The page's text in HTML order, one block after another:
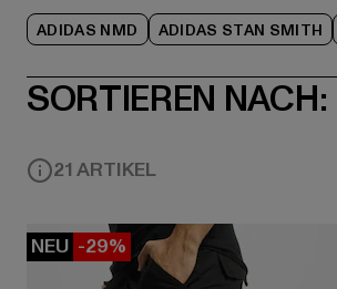
ADIDAS NMD ADIDAS STAN SMITH
SORTIEREN NACH:
21 ARTIKEL
NEU -29%